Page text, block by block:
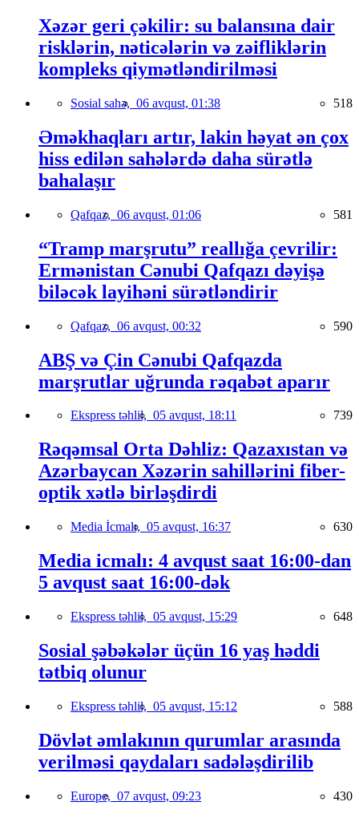
Xəzər geri çəkilir: su balansına dair
risklərin, nəticələrin və zəifliklərin
kompleks qiymətləndirilməsi
Sosial sahə, 06 avqust, 01:38 518
Əməkhaqları artır, lakin həyat ən çox
hiss edilən sahələrdə daha sürətlə
bahalaşır
Qafqaz, 06 avqust, 01:06 581
“Tramp marşrutu” reallığa çevrilir:
Ermənistan Cənubi Qafqazı dəyişə
biləcək layihəni sürətləndirir
Qafqaz, 06 avqust, 00:32 590
ABŞ və Çin Cənubi Qafqazda
marşrutlar uğrunda rəqabət aparır
Ekspress təhlil, 05 avqust, 18:11 739
Rəqəmsal Orta Dəhliz: Qazaxıstan və
Azərbaycan Xəzərin sahillərini fiber-
optik xətlə birləşdirdi
Media İcmalı, 05 avqust, 16:37 630
Media icmalı: 4 avqust saat 16:00-dan
5 avqust saat 16:00-dək
Ekspress təhlil, 05 avqust, 15:29 648
Sosial şəbəkələr üçün 16 yaş həddi
tətbiq olunur
Ekspress təhlil, 05 avqust, 15:12 588
Dövlət əmlakının qurumlar arasında
verilməsi qaydaları sadələşdirilib
Europe, 07 avqust, 09:23 430